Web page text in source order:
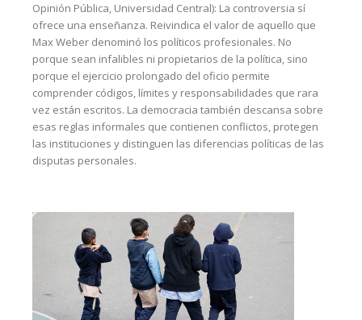
Opinión Pública, Universidad Central): La controversia sí
ofrece una enseñanza. Reivindica el valor de aquello que
Max Weber denominó los políticos profesionales. No
porque sean infalibles ni propietarios de la política, sino
porque el ejercicio prolongado del oficio permite
comprender códigos, límites y responsabilidades que rara
vez están escritos. La democracia también descansa sobre
esas reglas informales que contienen conflictos, protegen
las instituciones y distinguen las diferencias políticas de las
disputas personales.